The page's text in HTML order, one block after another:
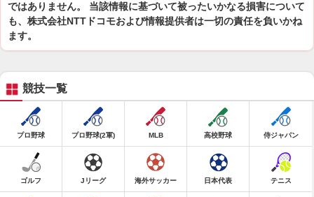
ではありません。 当該情報に基づいて被ったいかなる損害について
も、株式会社NTTドコモおよび情報提供者は一切の責任を負いかね
ます。
競技一覧
プロ野球 プロ野球(2軍) MLB 高校野球 侍ジャパン
ゴルフ Jリーグ 海外サッカー 日本代表 テニス